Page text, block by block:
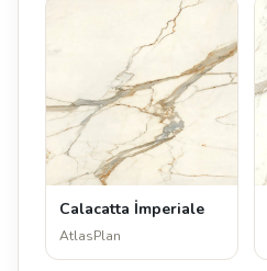
Calacatta İmperiale
AtlasPlan